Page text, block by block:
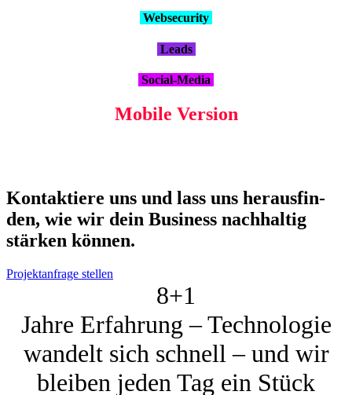
Web­se­cu­ri­ty
Leads
Social-Media
Mobi­le Ver­si­on
Kon­tak­tie­re uns und lass uns her­aus­fin­
den, wie wir dein Busi­ness nach­hal­tig
stär­ken kön­nen.
Projektanfrage stellen
8+1
Jahre Erfahrung – Technologie
wandelt sich schnell – und wir
bleiben jeden Tag ein Stück